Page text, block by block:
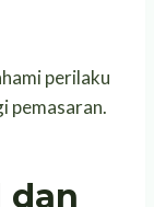
perilaku
pemasaran.
dan